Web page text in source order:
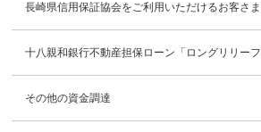
長崎県信用保証協会をご利用いただけるお客さま
十八親和銀行不動産担保ローン「ロングリリーフ
その他の資金調達